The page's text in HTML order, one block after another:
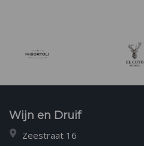
Wijn en Druif
Zeestraat 16